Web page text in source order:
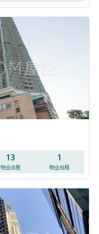
13
物业出售
1
物业出租